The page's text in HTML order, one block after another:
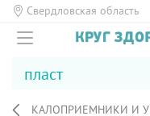
Свердловская область
КАЛОПРИЕМНИКИ И